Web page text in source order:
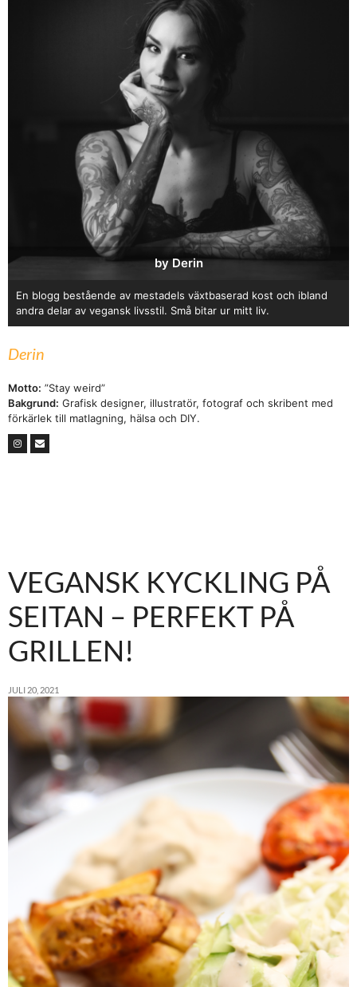
by Derin
En blogg bestående av mestadels växtbaserad kost och ibland
andra delar av vegansk livsstil. Små bitar ur mitt liv.
Derin
Motto: ”Stay weird”
Bakgrund: Grafisk designer, illustratör, fotograf och skribent med
förkärlek till matlagning, hälsa och DIY.
VEGANSK KYCKLING PÅ
SEITAN – PERFEKT PÅ
GRILLEN!
JULI 20, 2021